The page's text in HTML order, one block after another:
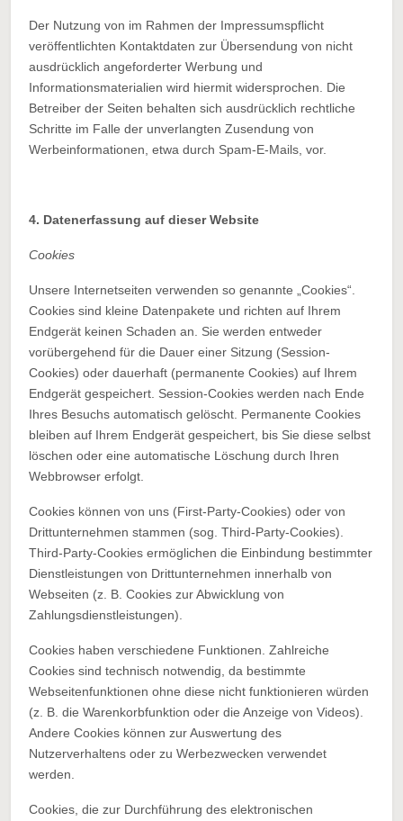
Der Nutzung von im Rahmen der Impressumspflicht
veröffentlichten Kontaktdaten zur Übersendung von nicht
ausdrücklich angeforderter Werbung und
Informationsmaterialien wird hiermit widersprochen. Die
Betreiber der Seiten behalten sich ausdrücklich rechtliche
Schritte im Falle der unverlangten Zusendung von
Werbeinformationen, etwa durch Spam-E-Mails, vor.
4. Datenerfassung auf dieser Website
Cookies
Unsere Internetseiten verwenden so genannte „Cookies“.
Cookies sind kleine Datenpakete und richten auf Ihrem
Endgerät keinen Schaden an. Sie werden entweder
vorübergehend für die Dauer einer Sitzung (Session-
Cookies) oder dauerhaft (permanente Cookies) auf Ihrem
Endgerät gespeichert. Session-Cookies werden nach Ende
Ihres Besuchs automatisch gelöscht. Permanente Cookies
bleiben auf Ihrem Endgerät gespeichert, bis Sie diese selbst
löschen oder eine automatische Löschung durch Ihren
Webbrowser erfolgt.
Cookies können von uns (First-Party-Cookies) oder von
Drittunternehmen stammen (sog. Third-Party-Cookies).
Third-Party-Cookies ermöglichen die Einbindung bestimmter
Dienstleistungen von Drittunternehmen innerhalb von
Webseiten (z. B. Cookies zur Abwicklung von
Zahlungsdienstleistungen).
Cookies haben verschiedene Funktionen. Zahlreiche
Cookies sind technisch notwendig, da bestimmte
Webseitenfunktionen ohne diese nicht funktionieren würden
(z. B. die Warenkorbfunktion oder die Anzeige von Videos).
Andere Cookies können zur Auswertung des
Nutzerverhaltens oder zu Werbezwecken verwendet
werden.
Cookies, die zur Durchführung des elektronischen